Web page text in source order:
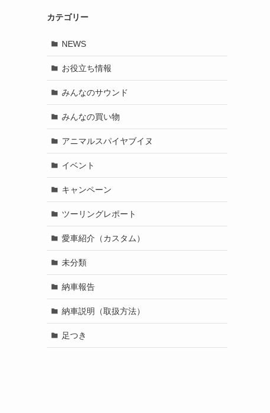
カテゴリー
NEWS
お役立ち情報
みんなのサウンド
みんなの買い物
アニマルスパイヤブイヌ
イベント
キャンペーン
ツーリングレポート
愛車紹介（カスタム）
未分類
納車報告
納車説明（取扱方法）
足つき